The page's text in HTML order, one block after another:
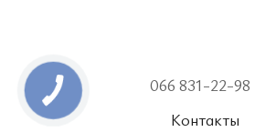
066 831-22-98
Контакты